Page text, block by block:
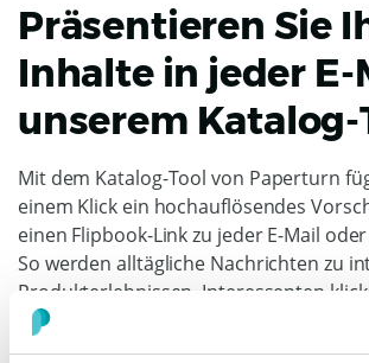
Präsentieren Sie
Inhalte in jeder
unserem Katalog-
Mit dem Katalog-Tool von Paperturn
einem Klick ein hochauflösendes
einen Flipbook-Link zu jeder E-Mail
So werden alltägliche Nachrichten zu
Produkterlebnissen. Interessenten
öffnen einen neuen Tab und beginnen
Blättern. Das Katalog-Dashboard